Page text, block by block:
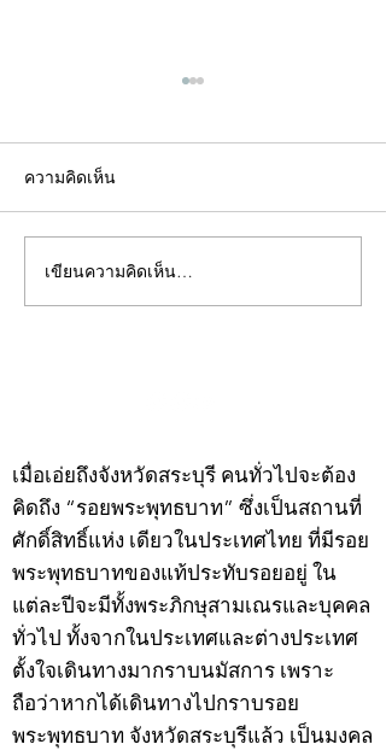
คอลัมน์"จับชีพจรวงการ
พระ"ประจำพุธที่ 29
ความคิดเห็น
เขียนความคิดเห็น…
เมื่อเอ่ยถึงจังหวัดสระบุรี คนทั่วไปจะต้อง
คิดถึง “รอยพระพุทธบาท” ซึ่งเป็นสถานที่
ศักดิ์สิทธิ์แห่ง เดียวในประเทศไทย ที่มีรอย
พระพุทธบาทของแท้ประทับรอยอยู่ ใน
แต่ละปีจะมีทั้งพระภิกษุสามเณรและบุคคล
ทั่วไป ทั้งจากในประเทศและต่างประเทศ
ตั้งใจเดินทางมากราบนมัสการ เพราะ
ถือว่าหากได้เดินทางไปกราบรอย
พระพุทธบาท จังหวัดสระบุรีแล้ว เป็นมงคล